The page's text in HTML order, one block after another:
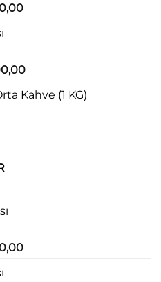
Fiyat
₺2.100,00
Fiyat
₺400,00
Kahve (1 KG)
Fiyat